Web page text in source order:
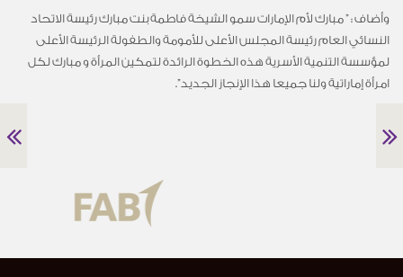
وأضاف : ” مبارك لأم الإمارات سمو الشيخة فاطمة بنت مبارك رئيسة الاتحاد
النسائي العام رئيسة المجلس الأعلى للأمومة والطفولة الرئيسة الأعلى
لمؤسسة التنمية الأسرية هذه الخطوة الرائدة لتمكين المرأة و مبارك لكل
امرأة إماراتية ولنا جميعا هذا الإنجاز الجديد”.